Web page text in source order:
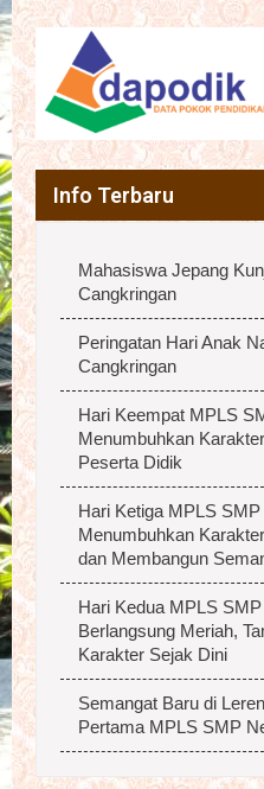
Info Terbaru
Mahasiswa Jepang
Cangkringan
Peringatan Hari Anak
Cangkringan
Hari Keempat MPLS
Menumbuhkan
Peserta Didik
Hari Ketiga MPLS
Menumbuhkan
dan Membangun
Hari Kedua MPLS
Berlangsung Meriah,
Karakter Sejak Dini
Semangat Baru di
Pertama MPLS SMP